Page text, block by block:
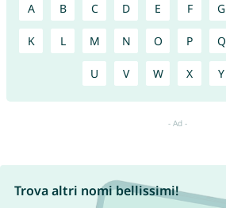
A B C D E F G
K L M N O P Q
U V W X Y
Trova altri nomi bellissimi!